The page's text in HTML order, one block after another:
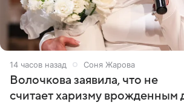
14 часов назад Соня Жарова
Волочкова заявила, что не
считает харизму врожденным